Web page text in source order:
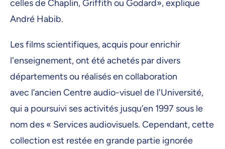
celles de Chaplin, Griffith ou Godard», explique
André Habib.
Les films scientifiques, acquis pour enrichir
l'enseignement, ont été achetés par divers
départements ou réalisés en collaboration
avec l’ancien Centre audio-visuel de l'Université,
qui a poursuivi ses activités jusqu’en 1997 sous le
nom des « Services audiovisuels. Cependant, cette
collection est restée en grande partie ignorée